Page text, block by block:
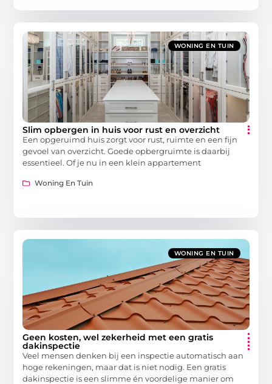
WONING EN TUIN
Slim opbergen in huis voor rust en overzicht
Een opgeruimd huis zorgt voor rust, ruimte en een fijn
gevoel van overzicht. Goede opbergruimte is daarbij
essentieel. Of je nu in een klein appartement
Woning En Tuin
WONING EN TUIN
Geen kosten, wel zekerheid met een gratis
dakinspectie
Veel mensen denken bij een inspectie automatisch aan
hoge rekeningen, maar dat is niet nodig. Een gratis
dakinspectie is een slimme én voordelige manier om